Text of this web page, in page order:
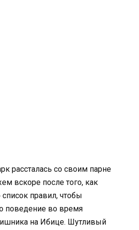
рассталась со своим парне
вскоре после того, как
список правил, чтобы
поведение во время
на Ибице. Шутливый